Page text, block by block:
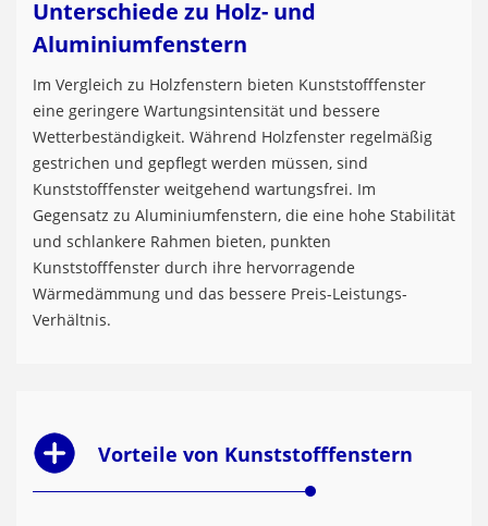
Unterschiede zu Holz- und
Aluminiumfenstern
Im Vergleich zu Holzfenstern bieten Kunststofffenster
eine geringere Wartungsintensität und bessere
Wetterbeständigkeit. Während Holzfenster regelmäßig
gestrichen und gepflegt werden müssen, sind
Kunststofffenster weitgehend wartungsfrei. Im
Gegensatz zu Aluminiumfenstern, die eine hohe Stabilität
und schlankere Rahmen bieten, punkten
Kunststofffenster durch ihre hervorragende
Wärmedämmung und das bessere Preis-Leistungs-
Verhältnis.
Vorteile von Kunststofffenstern